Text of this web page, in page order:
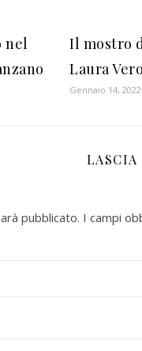
nel
Il mostro
Laura
Gennaio 14, 2022
LASCIA
pubblicato. I campi